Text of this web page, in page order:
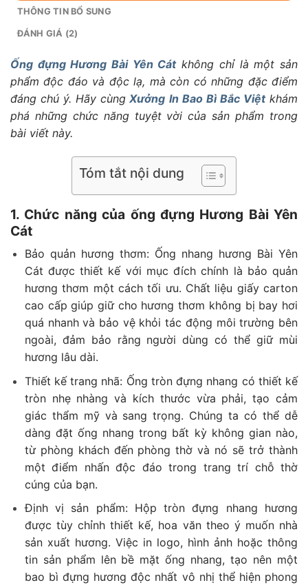
THÔNG TIN BỔ SUNG
ĐÁNH GIÁ (2)
Ống đựng Hương Bài Yên Cátkhông chỉ là một sản
phẩm độc đáo và độc lạ, mà còn có những đặc điểm
đáng chú ý. Hãy cùng Xưởng In Bao Bì Bắc Việtkhám
phá những chức năng tuyệt vời của sản phẩm trong
bài viết này.
Tóm tắt nội dung
1. Chức năng của ống đựng Hương Bài Yên
Cát
Bảo quản hương thơm: Ống nhang hương Bài Yên
Cát được thiết kế với mục đích chính là bảo quản
hương thơm một cách tối ưu. Chất liệu giấy carton
cao cấp giúp giữ cho hương thơm không bị bay hơi
quá nhanh và bảo vệ khỏi tác động môi trường bên
ngoài, đảm bảo rằng người dùng có thể giữ mùi
hương lâu dài.
Thiết kế trang nhã: Ống tròn đựng nhang có thiết kế
tròn nhẹ nhàng và kích thước vừa phải, tạo cảm
giác thẩm mỹ và sang trọng. Chúng ta có thể dễ
dàng đặt ống nhang trong bất kỳ không gian nào,
từ phòng khách đến phòng thờ và nó sẽ trở thành
một điểm nhấn độc đáo trong trang trí chỗ thờ
cúng của bạn.
Định vị sản phẩm: Hộp tròn đựng nhang hương
được tùy chỉnh thiết kế, hoa văn theo ý muốn nhà
sản xuất hương. Việc in logo, hình ảnh hoặc thông
tin sản phẩm lên bề mặt ống nhang, tạo nên một
bao bì đựng hương độc nhất vô nhị thể hiện phong